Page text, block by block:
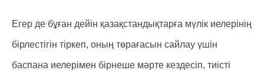
Егер де бұған дейін қазақстандықтарға мүлік иелерінің
бірлестігін тіркеп, оның төрағасын сайлау үшін
баспана иелерімен бірнеше мәрте кездесіп, тиісті